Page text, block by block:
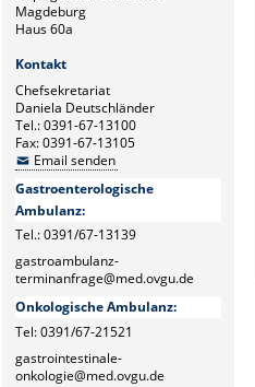
Magdeburg
Haus 60a
Kontakt
Chefsekretariat
Daniela Deutschländer
Tel.: 0391-67-13100
Fax: 0391-67-13105
Email senden
Gastroenterologische
Ambulanz:
Tel.: 0391/67-13139
gastroambulanz-
terminanfrage@med.ovgu.de
Onkologische Ambulanz:
Tel: 0391/67-21521
gastrointestinale-
onkologie@med.ovgu.de